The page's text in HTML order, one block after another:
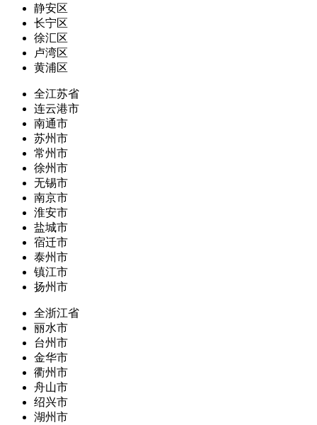
静安区
长宁区
徐汇区
卢湾区
黄浦区
全江苏省
连云港市
南通市
苏州市
常州市
徐州市
无锡市
南京市
淮安市
盐城市
宿迁市
泰州市
镇江市
扬州市
全浙江省
丽水市
台州市
金华市
衢州市
舟山市
绍兴市
湖州市